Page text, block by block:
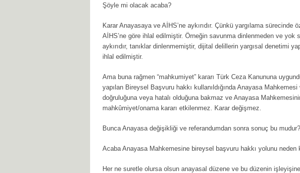
Şöyle mi olacak acaba?
Karar Anayasaya ve AİHS’ne aykırıdır. Çünkü yargılama
AİHS’ne göre ihlal edilmiştir. Örneğin savunma dinlenmeden ve yok
aykırıdır, tanıklar dinlenmemiştir, dijital delillerin yargısal denetimi
ihlal edilmiştir.
Ama buna rağmen “mahkumiyet” kararı Türk Ceza Kanununa
yapılan Bireysel Başvuru hakkı kullanıldığında Anayasa Mahkemesi
doğruluğuna veya hatalı olduğuna bakmaz ve Anayasa
mahkûmiyet/onama kararı etkilenmez. Karar değişmez.
Bunca Anayasa değişikliği ve referandumdan sonra sonuç bu mudur?
Acaba Anayasa Mahkemesine bireysel başvuru hakkı yolunu neden
Her ne suretle olursa olsun anayasal düzene ve bu düzenin